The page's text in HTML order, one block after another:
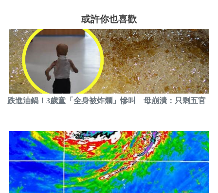
或許你也喜歡
跌進油鍋！3歲童「全身被炸爛」慘叫 母崩潰：只剩五官